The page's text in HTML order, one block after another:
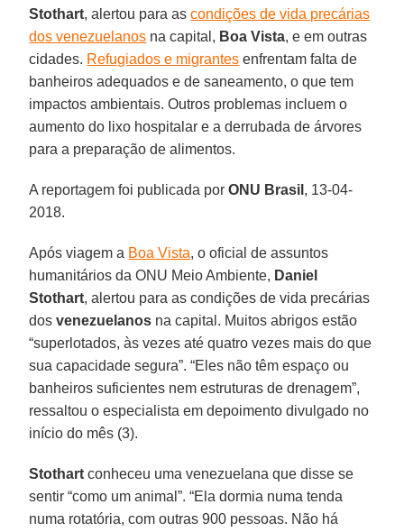
Stothart, alertou para ascondições de vida precárias
dos venezuelanos na capital, Boa Vista, e em outras
cidades. Refugiados e migrantes enfrentam falta de
banheiros adequados e de saneamento, o que tem
impactos ambientais. Outros problemas incluem o
aumento do lixo hospitalar e a derrubada de árvores
para a preparação de alimentos.
A reportagem foi publicada porONU Brasil , 13-04-
2018.
Após viagem a Boa Vista, o oficial de assuntos
humanitários da ONU Meio Ambiente, Daniel
Stothart, alertou para as condições de vida precárias
dosvenezuelanos na capital. Muitos abrigos estão
“superlotados, às vezes até quatro vezes mais do que
sua capacidade segura”. “Eles não têm espaço ou
banheiros suficientes nem estruturas de drenagem”,
ressaltou o especialista em depoimento divulgado no
início do mês (3).
Stothart conheceu uma venezuelana que disse se
sentir “como um animal”. “Ela dormia numa tenda
numa rotatória, com outras 900 pessoas. Não há